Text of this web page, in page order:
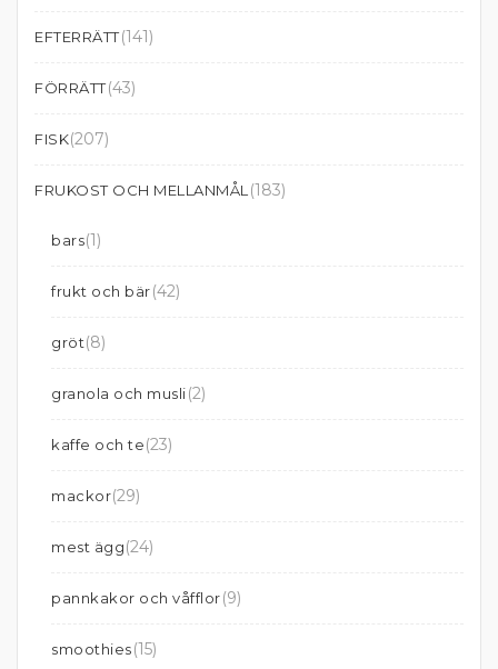
EFTERRÄTT(141)
FÖRRÄTT(43)
FISK(207)
FRUKOST OCH MELLANMÅL (183)
bars(1)
frukt och bär(42)
gröt(8)
granola och musli(2)
kaffe och te(23)
mackor(29)
mest ägg(24)
pannkakor och våfflor(9)
smoothies(15)